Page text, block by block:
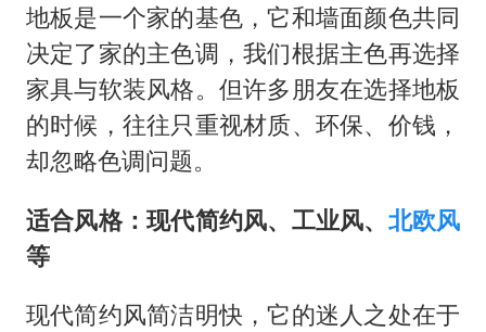
地板是一个家的基色，它和墙面颜色共同
决定了家的主色调，我们根据主色再选择
家具与软装风格。但许多朋友在选择地板
的时候，往往只重视材质、环保、价钱，
却忽略色调问题。
适合风格：现代简约风、工业风、 北欧风
等
现代简约风简洁明快，它的迷人之处在于